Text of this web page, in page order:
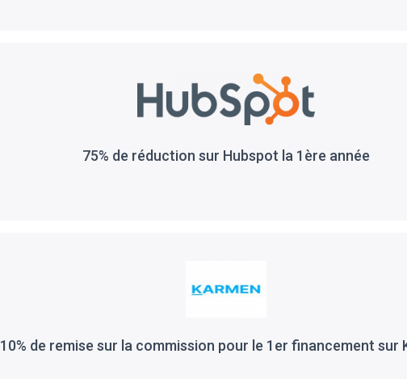
75% de réduction sur Hubspot la 1ère année
10% de remise sur la commission pour le 1er financement sur